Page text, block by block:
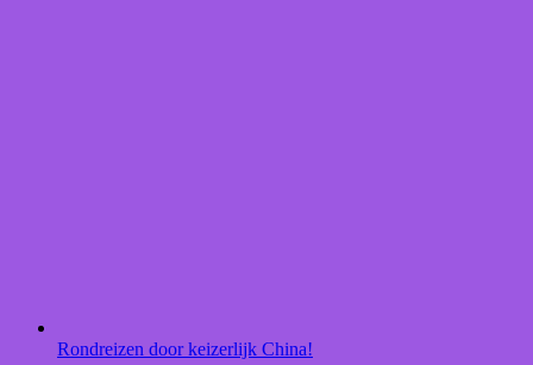
Rondreizen door keizerlijk China!